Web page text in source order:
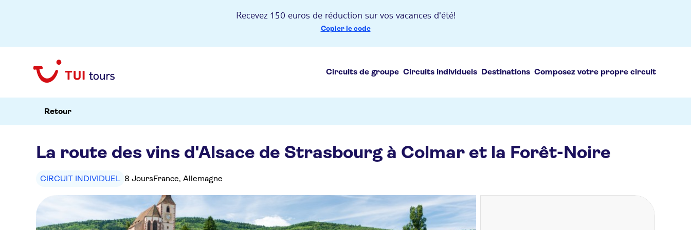
Recevez 150 euros de réduction sur vos vacances d'été!
Copier le code
Circuits de groupe Circuits individuels Destinations Composez votre propre circuit
Retour
La route des vins d'Alsace de Strasbourg à Colmar et la Forêt-Noire
CIRCUIT INDIVIDUEL 8 JoursFrance, Allemagne